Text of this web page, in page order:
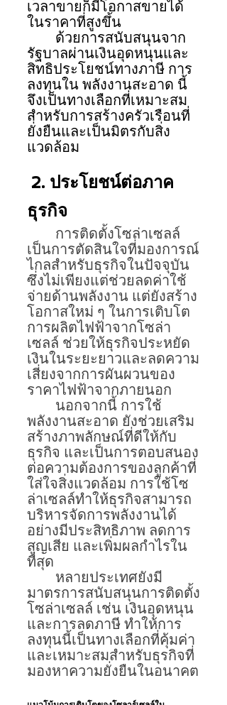
เวลาขายก็มีโอกาสขายได้
ในราคาที่สูงขึ้น
รัฐบาลผ่านเงินอุดหนุนและ
สิทธิประโยชน์ทางภาษี การ
ลงทุนใน พลังงานสะอาด นี้
จึงเป็นทางเลือกที่เหมาะสม
สำหรับการสร้างครัวเรือนที่
ยั่งยืนและเป็นมิตรกับสิ่ง
แวดล้อม
2. ประโยชน์ต่อภาค
ธุรกิจ
การติดตั้งโซล่าเซลล์
เป็นการตัดสินใจที่มองการณ์
ไกลสำหรับธุรกิจในปัจจุบัน
ซึ่งไม่เพียงแต่ช่วยลดค่าใช้
จ่ายด้านพลังงาน แต่ยังสร้าง
โอกาสใหม่ ๆ ในการเติบโต
การผลิตไฟฟ้าจากโซล่า
เซลล์ ช่วยให้ธุรกิจประหยัด
เงินในระยะยาวและลดความ
เสี่ยงจากการผันผวนของ
ราคาไฟฟ้าจากภายนอก
พลังงานสะอาด ยังช่วยเสริม
สร้างภาพลักษณ์ที่ดีให้กับ
ธุรกิจ และเป็นการตอบสนอง
ต่อความต้องการของลูกค้าที่
ใส่ใจสิ่งแวดล้อม การใช้โซ
ล่าเซลล์ทำให้ธุรกิจสามารถ
บริหารจัดการพลังงานได้
อย่างมีประสิทธิภาพ ลดการ
สูญเสีย และเพิ่มผลกำไรใน
ที่สุด
มาตรการสนับสนุนการติดตั้ง
โซล่าเซลล์ เช่น เงินอุดหนุน
และการลดภาษี ทำให้การ
ลงทุนนี้เป็นทางเลือกที่คุ้มค่า
และเหมาะสมสำหรับธุรกิจที่
มองหาความยั่งยืนในอนาคต